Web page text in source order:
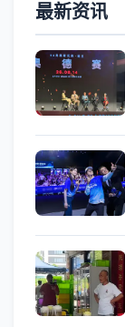
最新资讯